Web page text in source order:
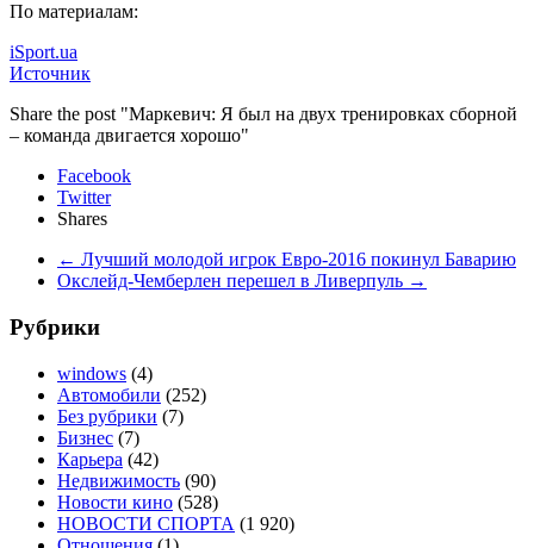
По материалам:
iSport.ua
Источник
Share the post "Маркевич: Я был на двух тренировках сборной
– команда двигается хорошо"
Facebook
Twitter
Shares
← Лучший молодой игрок Евро-2016 покинул Баварию
Окслейд-Чемберлен перешел в Ливерпуль →
Рубрики
windows (4)
Автомобили (252)
Без рубрики (7)
Бизнес (7)
Карьера (42)
Недвижимость (90)
Новости кино (528)
НОВОСТИ СПОРТА (1 920)